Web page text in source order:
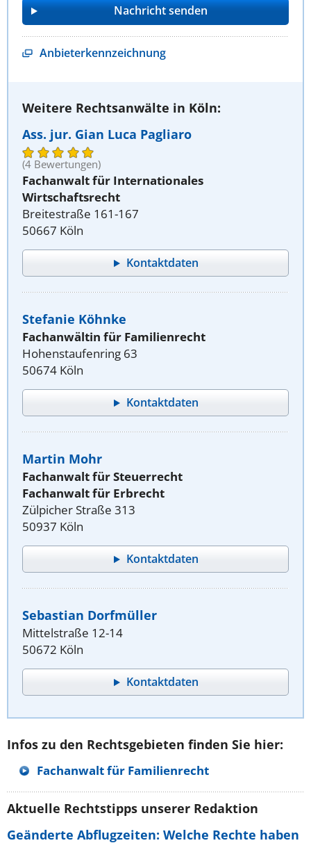
Anbieterkennzeichnung
Weitere Rechtsanwälte in Köln:
Ass. jur. Gian Luca Pagliaro
(4 Bewertungen)
Fachanwalt für Internationales
Wirtschaftsrecht
Breitestraße 161-167
50667 Köln
Kontaktdaten
Stefanie Köhnke
Fachanwältin für Familienrecht
Hohenstaufenring 63
50674 Köln
Kontaktdaten
Martin Mohr
Fachanwalt für Steuerrecht
Fachanwalt für Erbrecht
Zülpicher Straße 313
50937 Köln
Kontaktdaten
Sebastian Dorfmüller
Mittelstraße 12-14
50672 Köln
Kontaktdaten
Infos zu den Rechtsgebieten finden Sie hier:
Fachanwalt für Familienrecht
Aktuelle Rechtstipps unserer Redaktion
Geänderte Abflugzeiten: Welche Rechte haben